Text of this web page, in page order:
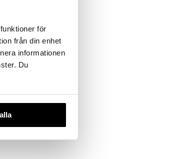
för
från din enhet
informationen
Du